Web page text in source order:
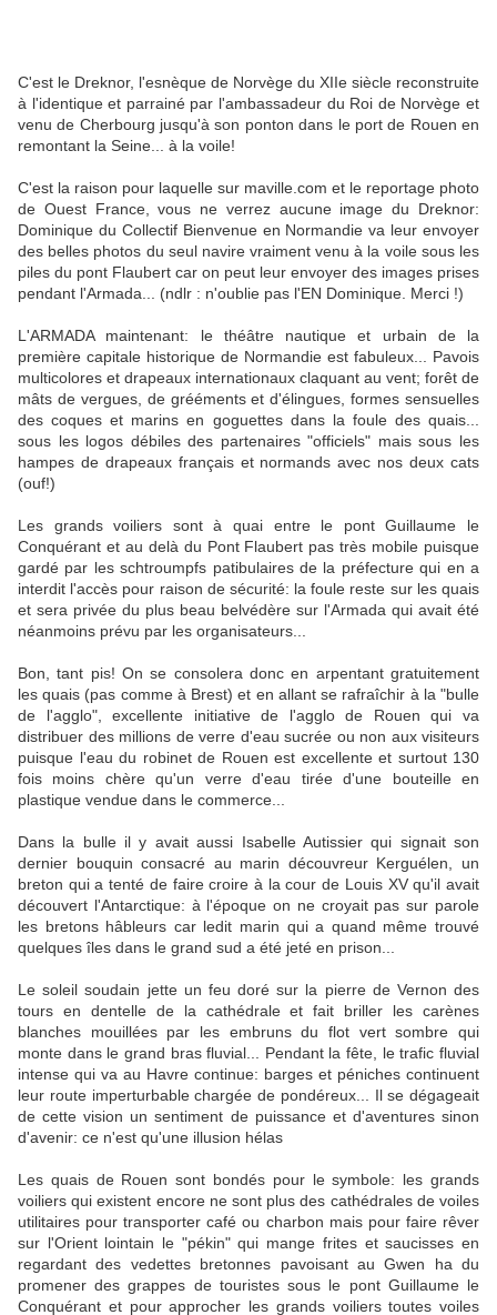
C'est le Dreknor, l'esnèque de Norvège du XIIe siècle reconstruite
à l'identique et parrainé par l'ambassadeur du Roi de Norvège et
venu de Cherbourg jusqu'à son ponton dans le port de Rouen en
remontant la Seine... à la voile!
C'est la raison pour laquelle sur maville.com et le reportage photo
de Ouest France, vous ne verrez aucune image du Dreknor:
Dominique du Collectif Bienvenue en Normandie va leur envoyer
des belles photos du seul navire vraiment venu à la voile sous les
piles du pont Flaubert car on peut leur envoyer des images prises
pendant l'Armada... (ndlr : n'oublie pas l'EN Dominique. Merci !)
L'ARMADA maintenant: le théâtre nautique et urbain de la
première capitale historique de Normandie est fabuleux... Pavois
multicolores et drapeaux internationaux claquant au vent; forêt de
mâts de vergues, de grééments et d'élingues, formes sensuelles
des coques et marins en goguettes dans la foule des quais...
sous les logos débiles des partenaires "officiels" mais sous les
hampes de drapeaux français et normands avec nos deux cats
(ouf!)
Les grands voiliers sont à quai entre le pont Guillaume le
Conquérant et au delà du Pont Flaubert pas très mobile puisque
gardé par les schtroumpfs patibulaires de la préfecture qui en a
interdit l'accès pour raison de sécurité: la foule reste sur les quais
et sera privée du plus beau belvédère sur l'Armada qui avait été
néanmoins prévu par les organisateurs...
Bon, tant pis! On se consolera donc en arpentant gratuitement
les quais (pas comme à Brest) et en allant se rafraîchir à la "bulle
de l'agglo", excellente initiative de l'agglo de Rouen qui va
distribuer des millions de verre d'eau sucrée ou non aux visiteurs
puisque l'eau du robinet de Rouen est excellente et surtout 130
fois moins chère qu'un verre d'eau tirée d'une bouteille en
plastique vendue dans le commerce...
Dans la bulle il y avait aussi Isabelle Autissier qui signait son
dernier bouquin consacré au marin découvreur Kerguélen, un
breton qui a tenté de faire croire à la cour de Louis XV qu'il avait
découvert l'Antarctique: à l'époque on ne croyait pas sur parole
les bretons hâbleurs car ledit marin qui a quand même trouvé
quelques îles dans le grand sud a été jeté en prison...
Le soleil soudain jette un feu doré sur la pierre de Vernon des
tours en dentelle de la cathédrale et fait briller les carènes
blanches mouillées par les embruns du flot vert sombre qui
monte dans le grand bras fluvial... Pendant la fête, le trafic fluvial
intense qui va au Havre continue: barges et péniches continuent
leur route imperturbable chargée de pondéreux... Il se dégageait
de cette vision un sentiment de puissance et d'aventures sinon
d'avenir: ce n'est qu'une illusion hélas
Les quais de Rouen sont bondés pour le symbole: les grands
voiliers qui existent encore ne sont plus des cathédrales de voiles
utilitaires pour transporter café ou charbon mais pour faire rêver
sur l'Orient lointain le "pékin" qui mange frites et saucisses en
regardant des vedettes bretonnes pavoisant au Gwen ha du
promener des grappes de touristes sous le pont Guillaume le
Conquérant et pour approcher les grands voiliers toutes voiles